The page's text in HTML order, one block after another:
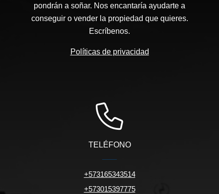
pondrán a soñar. Nos encantaría ayudarte a
conseguir o vender la propiedad que quieres.
Escríbenos.
Políticas de privacidad
TELÉFONO
+573165343514
+573015397775